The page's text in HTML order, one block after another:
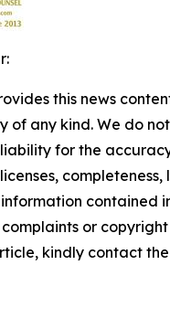
this news
of any kind. We do
for the
contained
or copyright
kindly contact